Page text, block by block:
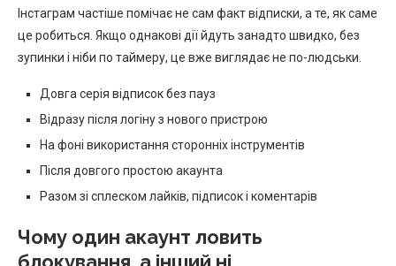
Інстаграм частіше помічає не сам факт відписки, а те, як саме
це робиться. Якщо однакові дії йдуть занадто швидко, без
зупинки і ніби по таймеру, це вже виглядає не по-людськи.
Довга серія відписок без пауз
Відразу після логіну з нового пристрою
На фоні використання сторонніх інструментів
Після довгого простою акаунта
Разом зі сплеском лайків, підписок і коментарів
Чому один акаунт ловить
блокування, а інший ні